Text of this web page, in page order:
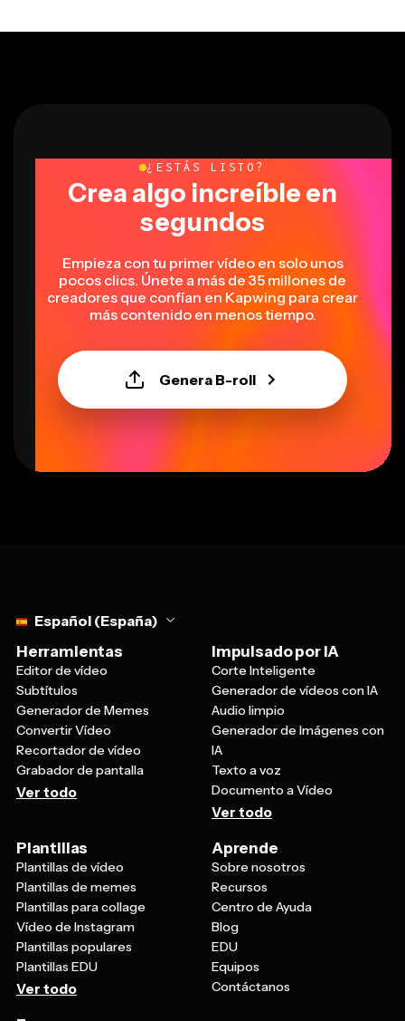
¿ESTÁS LISTO?
Crea algo increíble en
segundos
Empieza con tu primer vídeo en solo unos
pocos clics. Únete a más de 35 millones de
creadores que confían en Kapwing para crear
más contenido en menos tiempo.
Genera B-roll
Español (España)
Herramientas
Editor de vídeo
Subtítulos
Generador de Memes
Convertir Vídeo
Recortador de vídeo
Grabador de pantalla
Ver todo
Impulsado por IA
Corte Inteligente
Generador de vídeos con IA
Audio limpio
Generador de Imágenes con
IA
Texto a voz
Documento a Vídeo
Ver todo
Plantillas
Plantillas de vídeo
Plantillas de memes
Plantillas para collage
Vídeo de Instagram
Plantillas populares
Plantillas EDU
Ver todo
Aprende
Sobre nosotros
Recursos
Centro de Ayuda
Blog
EDU
Equipos
Contáctanos